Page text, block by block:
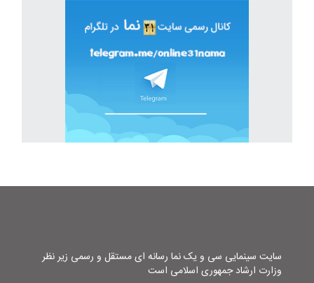
سایت سینمایی سی و یک نما رسانه ای مستقل و رسمی زیر نظر
وزارت ارشاد جمهوری اسلامی است